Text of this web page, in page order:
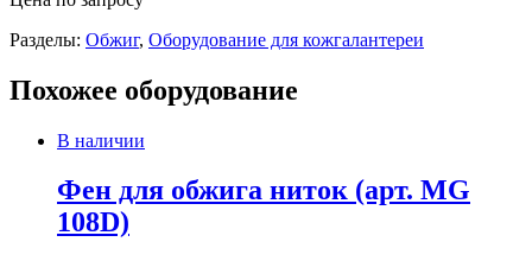
Разделы: Обжиг, Оборудование для кожгалантереи
Похожее оборудование
В наличии
Фен для обжига ниток (арт. MG
108D)